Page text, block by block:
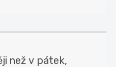
než v pátek,